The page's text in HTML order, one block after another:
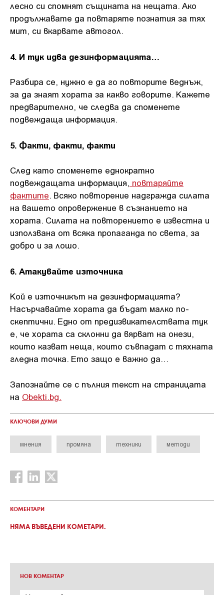
лесно си спомнят същината на нещата. Ако
продължавате да повтаряте познатия за тях
мит, си вкарвате автогол.
4. И тук идва дезинформацията…
Разбира се, нужно е да го повторите веднъж,
за да знаят хората за какво говорите. Кажете
предварително, че следва да споменете
подвеждаща информация.
5. Факти, факти, факти
След като споменете еднократно
подвеждащата информация, повтаряйте
фактите. Всяко повторение надгражда силата
на вашето опровержение в съзнанието на
хората. Силата на повторението е известна и
използвана от всяка пропаганда по света, за
добро и за лошо.
6. Атакувайте източника
Кой е източникът на дезинформацията?
Насърчавайте хората да бъдат малко по-
скептични. Едно от предизвикателствата тук
е, че хората са склонни да вярват на онези,
които казват неща, които съвпадат с тяхната
гледна точка. Ето защо е важно да…
Запознайте се с пълния текст на страницата
на Obekti.bg.
КЛЮЧОВИ ДУМИ
мнения промяна техники методи
КОМЕНТАРИ
НЯМА ВЪВЕДЕНИ КОМЕТАРИ.
НОВ КОМЕНТАР